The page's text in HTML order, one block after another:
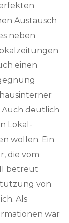
Austausch
neben
einen
Auch deutlich
Lokal-
wollen. Ein
die vom
betreut
von
Als
war